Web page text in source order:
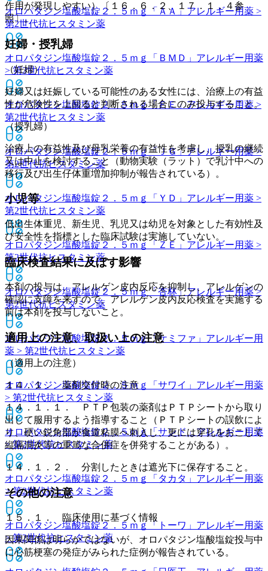
オロパタジン塩酸塩錠２．５ｍｇ「ＡＡ」 アレルギー用薬 >
第2世代抗ヒスタミン薬
オロパタジン塩酸塩錠２．５ｍｇ「ＢＭＤ」 アレルギー用薬
> 第2世代抗ヒスタミン薬
オロパタジン塩酸塩錠２．５ｍｇ「ＥＥ」アレルギー用薬 >
第2世代抗ヒスタミン薬
オロパタジン塩酸塩錠２．５ｍｇ「ＪＧ」アレルギー用薬 >
第2世代抗ヒスタミン薬
オロパタジン塩酸塩錠２．５ｍｇ「ＹＤ」 アレルギー用薬 >
第2世代抗ヒスタミン薬
オロパタジン塩酸塩錠２．５ｍｇ「ＺＥ」 アレルギー用薬 >
第2世代抗ヒスタミン薬
オロパタジン塩酸塩錠２．５ｍｇ「杏林」アレルギー用薬 >
第2世代抗ヒスタミン薬
オロパタジン塩酸塩錠２．５ｍｇ「ケミファ」 アレルギー用
薬 > 第2世代抗ヒスタミン薬
オロパタジン塩酸塩錠２．５ｍｇ「サワイ」 アレルギー用薬
> 第2世代抗ヒスタミン薬
オロパタジン塩酸塩錠２．５ｍｇ「サンド」アレルギー用薬
> 第2世代抗ヒスタミン薬
オロパタジン塩酸塩錠２．５ｍｇ「タカタ」 アレルギー用薬
> 第2世代抗ヒスタミン薬
オロパタジン塩酸塩錠２．５ｍｇ「トーワ」 アレルギー用薬
> 第2世代抗ヒスタミン薬
作用が発現しやすい）〔１６．６．２、１７．１．４参
照〕。
妊婦・授乳婦
（妊婦）
妊婦又は妊娠している可能性のある女性には、治療上の有益
性が危険性を上回ると判断される場合にのみ投与すること。
（授乳婦）
治療上の有益性及び母乳栄養の有益性を考慮し、授乳の継続
又は中止を検討すること（動物実験（ラット）で乳汁中への
移行及び出生仔体重増加抑制が報告されている）。
小児等
低出生体重児、新生児、乳児又は幼児を対象とした有効性及
び安全性を指標とした臨床試験は実施していない。
臨床検査結果に及ぼす影響
本剤の投与は、アレルゲン皮内反応を抑制し、アレルゲンの
確認に支障を来すので、アレルゲン皮内反応検査を実施する
前は本剤を投与しないこと。
適用上の注意、取扱い上の注意
（適用上の注意）
１４．１． 薬剤交付時の注意
１４．１．１． ＰＴＰ包装の薬剤はＰＴＰシートから取り
出して服用するよう指導すること（ＰＴＰシートの誤飲によ
り、硬い鋭角部が食道粘膜へ刺入し、更には穿孔をおこして
縦隔洞炎等の重篤な合併症を併発することがある）。
１４．１．２． 分割したときは遮光下に保存すること。
その他の注意
１５．１． 臨床使用に基づく情報
因果関係は明らかではないが、オロパタジン塩酸塩錠投与中
に心筋梗塞の発症がみられた症例が報告されている。